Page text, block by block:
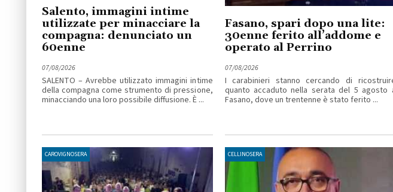
Salento, immagini intime
utilizzate per minacciare la
compagna: denunciato un
60enne
07/08/2026
SALENTO – Avrebbe utilizzato immagini intime
della compagna come strumento di pressione,
minacciando una loro possibile diffusione. È ...
Fasano, spari dopo una lite:
30enne ferito all’addome e
operato al Perrino
07/08/2026
I carabinieri stanno cercando di
quanto accaduto nella serata del 5 agosto
Fasano, dove un trentenne è stato ferito ...
CAROVIGNOSERA CELLINOSERA